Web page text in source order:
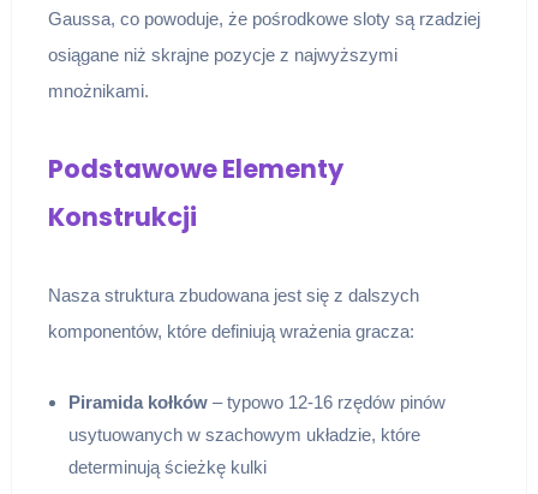
Gaussa, co powoduje, że pośrodkowe sloty są rzadziej
osiągane niż skrajne pozycje z najwyższymi
mnożnikami.
Podstawowe Elementy
Konstrukcji
Nasza struktura zbudowana jest się z dalszych
komponentów, które definiują wrażenia gracza:
Piramida kołków– typowo 12-16 rzędów pinów
usytuowanych w szachowym układzie, które
determinują ścieżkę kulki